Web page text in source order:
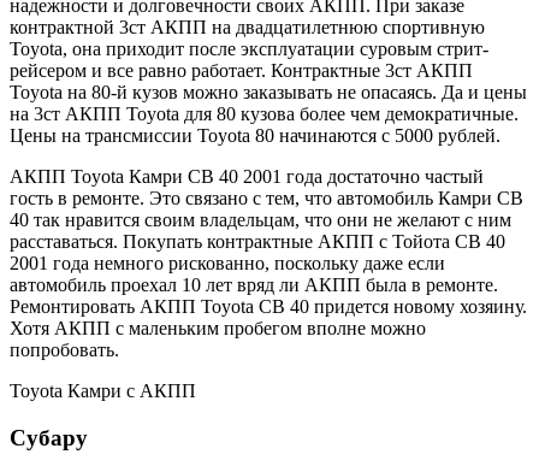
надежности и долговечности своих АКПП. При заказе
контрактной 3ст АКПП на двадцатилетнюю спортивную
Toyota, она приходит после эксплуатации суровым стрит-
рейсером и все равно работает. Контрактные 3ст АКПП
Toyota на 80-й кузов можно заказывать не опасаясь. Да и цены
на 3ст АКПП Toyota для 80 кузова более чем демократичные.
Цены на трансмиссии Toyota 80 начинаются с 5000 рублей.
АКПП Toyota Камри СВ 40 2001 года достаточно частый
гость в ремонте. Это связано с тем, что автомобиль Камри СВ
40 так нравится своим владельцам, что они не желают с ним
расставаться. Покупать контрактные АКПП с Тойота СВ 40
2001 года немного рискованно, поскольку даже если
автомобиль проехал 10 лет вряд ли АКПП была в ремонте.
Ремонтировать АКПП Toyota СВ 40 придется новому хозяину.
Хотя АКПП с маленьким пробегом вполне можно
попробовать.
Toyota Камри с АКПП
Субару